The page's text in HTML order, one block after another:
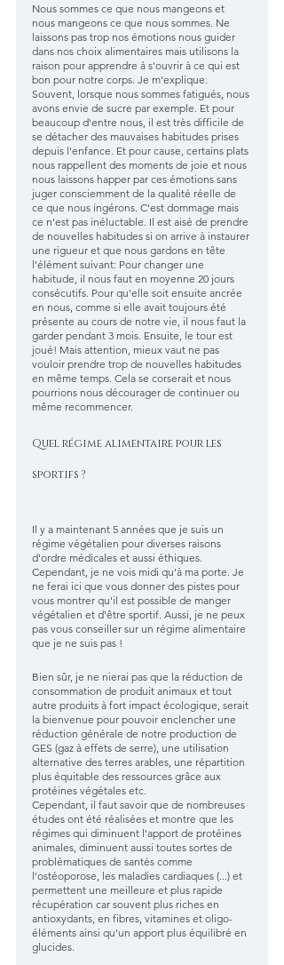
Nous sommes ce que nous mangeons et
nous mangeons ce que nous sommes. Ne
laissons pas trop nos émotions nous guider
dans nos choix alimentaires mais utilisons la
raison pour apprendre à s'ouvrir à ce qui est
bon pour notre corps. Je m'explique.
Souvent, lorsque nous sommes fatigués, nous
avons envie de sucre par exemple. Et pour
beaucoup d'entre nous, il est très difficile de
se détacher des mauvaises habitudes prises
depuis l'enfance. Et pour cause, certains plats
nous rappellent des moments de joie et nous
nous laissons happer par ces émotions sans
juger consciemment de la qualité réelle de
ce que nous ingérons. C'est dommage mais
ce n'est pas inéluctable. Il est aisé de prendre
de nouvelles habitudes si on arrive à instaurer
une rigueur et que nous gardons en tête
l'élément suivant: Pour changer une
habitude, il nous faut en moyenne 20 jours
consécutifs. Pour qu'elle soit ensuite ancrée
en nous, comme si elle avait toujours été
présente au cours de notre vie, il nous faut la
garder pendant 3 mois. Ensuite, le tour est
joué! Mais attention, mieux vaut ne pas
vouloir prendre trop de nouvelles habitudes
en même temps. Cela se corserait et nous
pourrions nous décourager de continuer ou
même recommencer.
Quel régime alimentaire pour les
sportifs ?
Il y a maintenant 5 années que je suis un
régime végétalien pour diverses raisons
d'ordre médicales et aussi éthiques.
Cependant, je ne vois midi qu'à ma porte. Je
ne ferai ici que vous donner des pistes pour
vous montrer qu'il est possible de manger
végétalien et d'être sportif. Aussi, je ne peux
pas vous conseiller sur un régime alimentaire
que je ne suis pas !
Bien sûr, je ne nierai pas que la réduction de
consommation de produit animaux et tout
autre produits à fort impact écologique, serait
la bienvenue pour pouvoir enclencher une
réduction générale de notre production de
GES (gaz à effets de serre), une utilisation
alternative des terres arables, une répartition
plus équitable des ressources grâce aux
protéines végétales etc.
Cependant, il faut savoir que de nombreuses
études ont été réalisées et montre que les
régimes qui diminuent l'apport de protéines
animales, diminuent aussi toutes sortes de
problématiques de santés comme
l'ostéoporose, les maladies cardiaques (...) et
permettent une meilleure et plus rapide
récupération car souvent plus riches en
antioxydants, en fibres, vitamines et oligo-
éléments ainsi qu'un apport plus équilibré en
glucides.